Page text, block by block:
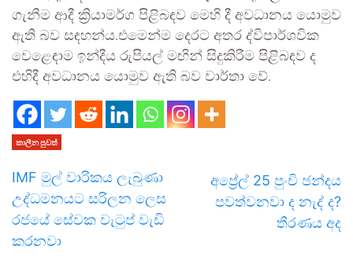
ගැනීම ආදී ක්‍රියාමර්ග පිළිබඳව මෙහි දී අවධානය යොමුව
ඇති බව සඳහන්ය.එමෙන්ම දෙරට අතර ද්විපාර්ශවික
වෙළෙඳාම ඉන්දීය රුපියල් මඟින් සිදුකිරීම පිළිබඳව ද
එහිදී අවධානය යොමුව ඇති බව වාර්තා වේ.
කාලීන පුවත්
IMF මුල් වාරිකය ලැබුණා
උද්ධමනයට සරිලන ලෙස
රජයේ සේවක වැටුප් වැඩි
කරනවා
අප්‍රේල් 25 පුංචි ඡන්දය
පවත්වනවා ද නැද් ද?
තීරණය අද